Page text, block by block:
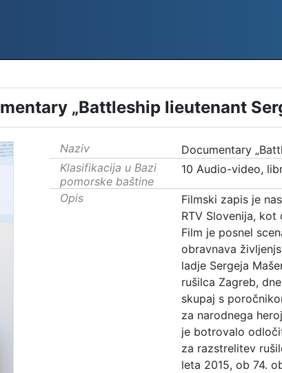
„Battleship lieutenant
Naziv
Documentary
Klasifikacija u Bazi
pomorske baštine
10 Audio-video,
Opis
Filmski zapis je
RTV Slovenija,
Film je posnel
obravnava
ladje Sergeja
rušilca Zagreb,
skupaj s
za narodnega
je botrovalo
za razstrelitev
leta 2015, ob 74.